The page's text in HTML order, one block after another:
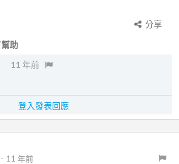
分享
助
11 年前
登入發表回應
． 11 年前